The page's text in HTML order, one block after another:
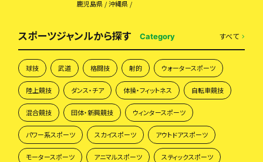
鹿児島県
沖縄県
スポーツジャンルから探す Category すべて
球技 武道 格闘技 射的 ウォータースポーツ
陸上競技 ダンス・チア 体操・フィットネス 自転車競技
混合競技 団体・新興競技 ウィンタースポーツ
パワー系スポーツ スカイスポーツ アウトドアスポーツ
モータースポーツ アニマルスポーツ スティックスポーツ